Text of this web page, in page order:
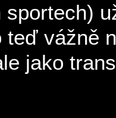
teď vážně
jako